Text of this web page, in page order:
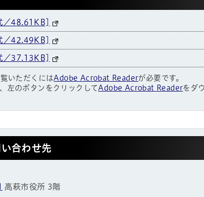
／48.61KB]
／42.49KB]
／37.13KB]
いただくにはAdobe Acrobat Readerが必要です。
左のボタンをクリックしてAdobe Acrobat Readerをダ
合わせ先
高萩市役所 3階